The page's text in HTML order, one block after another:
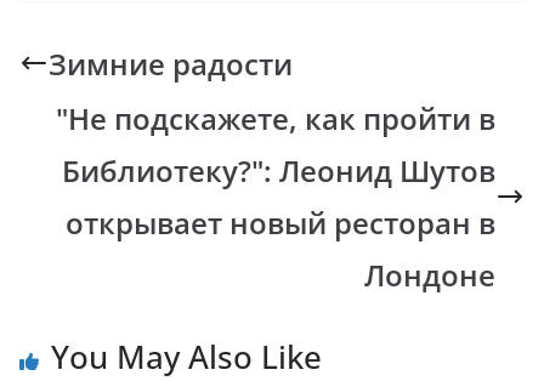
b
o
o
k
s
A
p
p
y
Li
n
k
gr
a
m
Зимние радости
"Не подскажете, как пройти в
Библиотеку?": Леонид Шутов
открывает новый ресторан в
Лондоне
You May Also Like